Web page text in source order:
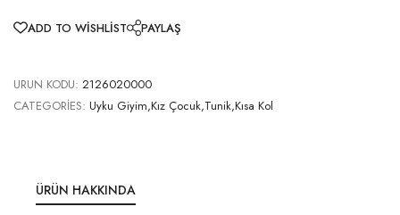
ADD TO WISHLIST PAYLAŞ
URUN KODU: 2126020000
CATEGORIES: Uyku Giyim,Kız Çocuk,Tunik,Kısa Kol
ÜRÜN HAKKINDA